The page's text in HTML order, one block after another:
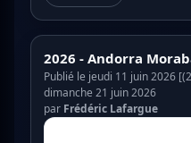
2026 - Andorra
Publié le jeudi 11 juin 2026
dimanche 21 juin 2026
par Frédéric Lafargue